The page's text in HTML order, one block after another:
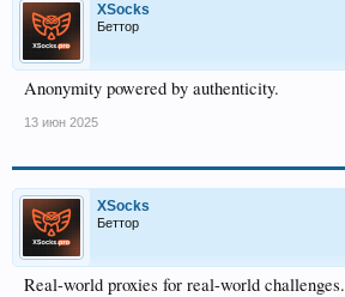
XSocks
Беттор
Anonymity powered by authenticity.
13 июн 2025
XSocks
Беттор
Real-world proxies for real-world challenges.